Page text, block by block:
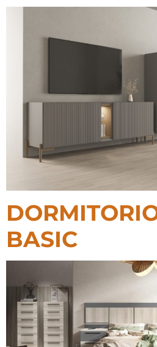
BASIC